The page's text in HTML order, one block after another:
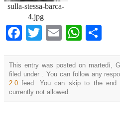
sulla-stessa-barca-
4.jpg
Facebook
TwitterEmail
This entry was posted on martedì,
filed under . You can follow any
2.0 feed. You can skip to the end
currently not allowed.